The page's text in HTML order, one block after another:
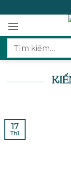
qua
nội
dung
Tìm
17
Th1